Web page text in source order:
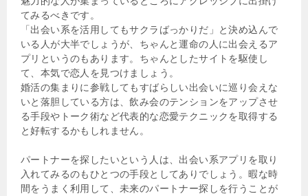
てみるべきです。
「出会い系を活用してもサクラばっかりだ」と決め込んで
いる人が大半でしょうが、ちゃんと運命の人に出会えるア
プリというのもあります。ちゃんとしたサイトを駆使し
て、本気で恋人を見つけましょう。
婚活の集まりに参戦してもすばらしい出会いに巡り会えな
いと落胆している方は、飲み会のテンションをアップさせ
る手段やトーク術など代表的な恋愛テクニックを取得する
と好転するかもしれません。
パートナーを探したいという人は、出会い系アプリを取り
入れてみるのもひとつの手段としてありでしょう。暇な時
間をうまく利用して、未来のパートナー探しを行うことが